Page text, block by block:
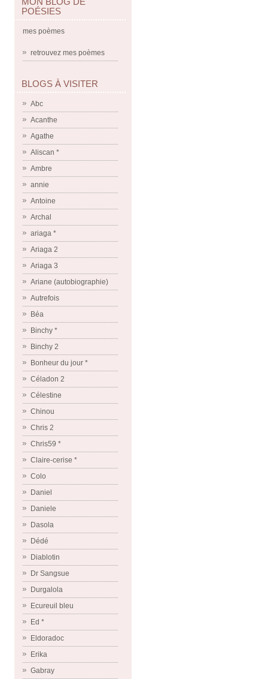
POÉSIES
mes poèmes
retrouvez mes poèmes
BLOGS À VISITER
Abc
Acanthe
Agathe
Aliscan *
Ambre
annie
Antoine
Archal
ariaga *
Ariaga 2
Ariaga 3
Ariane (autobiographie)
Autrefois
Béa
Binchy *
Binchy 2
Bonheur du jour *
Céladon 2
Célestine
Chinou
Chris 2
Chris59 *
Claire-cerise *
Colo
Daniel
Daniele
Dasola
Dédé
Diablotin
Dr Sangsue
Durgalola
Ecureuil bleu
Ed *
Eldoradoc
Erika
Gabray